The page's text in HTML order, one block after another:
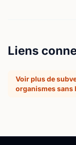
Liens
Voir plus de
organismes sans